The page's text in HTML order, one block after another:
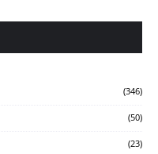
(346)
(50)
(23)